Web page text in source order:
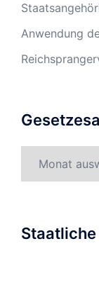
Anwendung